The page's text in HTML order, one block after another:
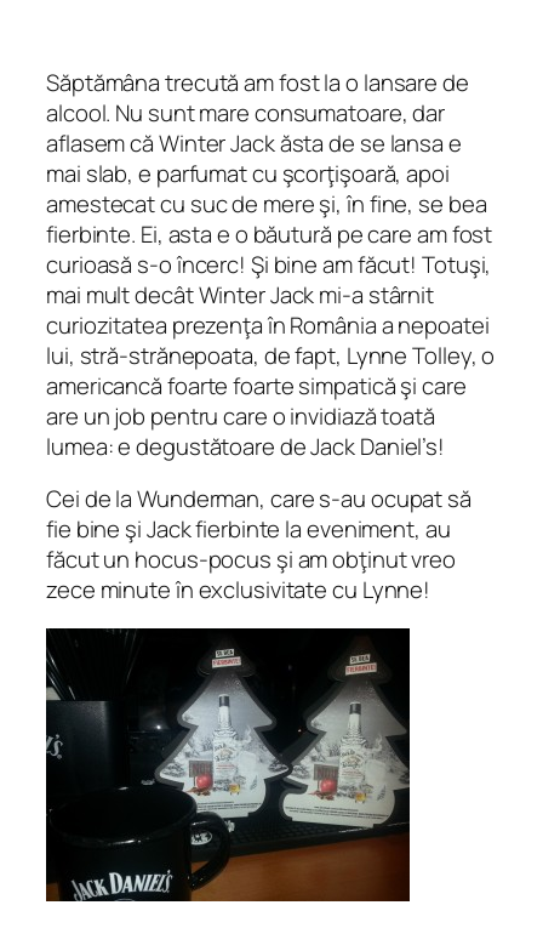
Săptămâna trecută am fost la o lansare de
alcool. Nu sunt mare consumatoare, dar
aflasem că Winter Jack ăsta de se lansa e
mai slab, e parfumat cu şcorţişoară, apoi
amestecat cu suc de mere şi, în fine, se bea
fierbinte. Ei, asta e o băutură pe care am fost
curioasă s-o încerc! Şi bine am făcut! Totuşi,
mai mult decât Winter Jack mi-a stârnit
curiozitatea prezenţa în România a nepoatei
lui, stră-strănepoata, de fapt, Lynne Tolley, o
americancă foarte foarte simpatică şi care
are un job pentru care o invidiază toată
lumea: e degustătoare de Jack Daniel’s!
Cei de la Wunderman, care s-au ocupat să
fie bine şi Jack fierbinte la eveniment, au
făcut un hocus-pocus şi am obţinut vreo
zece minute în exclusivitate cu Lynne!